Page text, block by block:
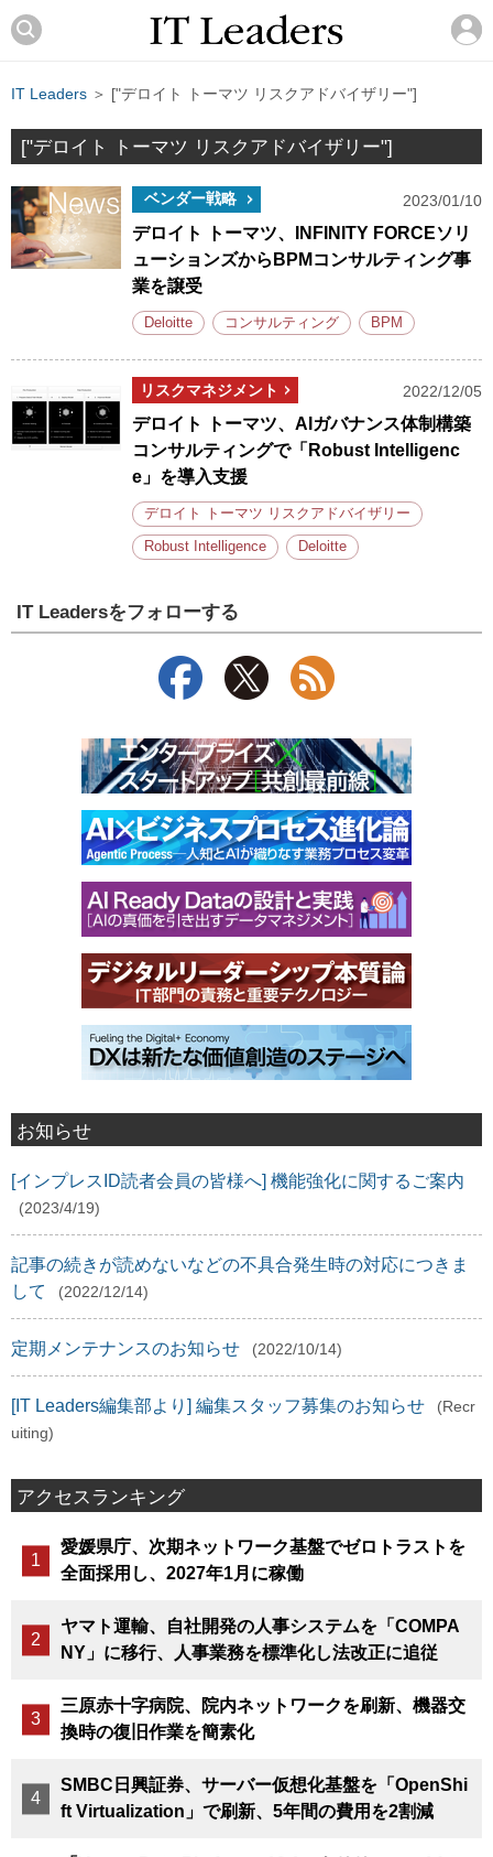
IT Leaders ＞ ["デロイト トーマツ リスクアドバイザリー"]
["デロイト トーマツ リスクアドバイザリー"]
ベンダー戦略 2023/01/10
デロイト トーマツ、INFINITY FORCEソリ
ューションズからBPMコンサルティング事
業を譲受
Deloitte コンサルティング BPM
リスクマネジメント 2022/12/05
デロイト トーマツ、AIガバナンス体制構築
コンサルティングで「Robust Intelligenc
e」を導入支援
デロイト トーマツ リスクアドバイザリー
Robust Intelligence Deloitte
IT Leadersをフォローする
お知らせ
[インプレスID読者会員の皆様へ] 機能強化に関するご案内
(2023/4/19)
記事の続きが読めないなどの不具合発生時の対応につきま
して
(2022/12/14)
定期メンテナンスのお知らせ (2022/10/14)
[IT Leaders編集部より] 編集スタッフ募集のお知らせ
(Recr
uiting)
アクセスランキング
愛媛県庁、次期ネットワーク基盤でゼロトラストを
全面採用し、2027年1月に稼働
ヤマト運輸、自社開発の人事システムを「COMPA
NY」に移行、人事業務を標準化し法改正に追従
三原赤十字病院、院内ネットワークを刷新、機器交
換時の復旧作業を簡素化
SMBC日興証券、サーバー仮想化基盤を「OpenShi
ft Virtualization」で刷新、5年間の費用を2割減